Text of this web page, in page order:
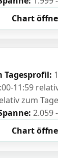
Chart
Tagesprofil:
11:59
zum
2.059
Chart